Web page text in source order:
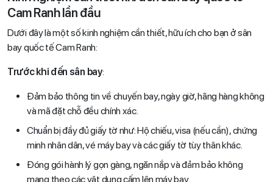
Cam Ranh lần đầu
Dưới đây là một số kinh nghiệm cần thiết, hữu ích cho bạn ở sân
bay quốc tế Cam Ranh:
Trước khi đến sân bay:
Đảm bảo thông tin về chuyến bay, ngày giờ, hãng hàng không
và mã đặt chỗ đều chính xác.
Chuẩn bị đầy đủ giấy tờ như: Hộ chiếu, visa (nếu cần), chứng
minh nhân dân, vé máy bay và các giấy tờ tùy thân khác.
Đóng gói hành lý gọn gàng, ngăn nắp và đảm bảo không
mang theo các vật dụng cấm lên máy bay.